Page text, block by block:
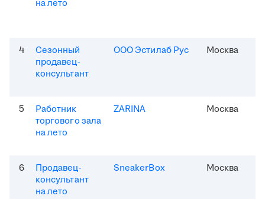
на лето
4
Сезонный
продавец-
консультант
ООО Эстилаб Рус Москва
5
Работник
торгового зала
на лето
ZARINA Москва
6
Продавец-
консультант
на лето
SneakerBox Москва